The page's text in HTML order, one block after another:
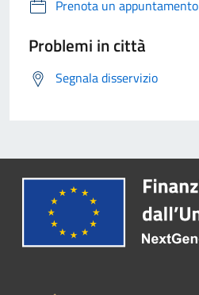
Prenota un appuntamento
Problemi in città
Segnala disservizio